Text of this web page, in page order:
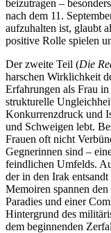
beizutragen –
nach dem 11.
aufzuhalten ist, glaubt
positive Rolle spielen
Der zweite Teil (Die
harschen Wirklichkeit
Erfahrungen als Frau
strukturelle
Konkurrenzdruck und
und Schweigen lebt.
Frauen oft nicht
Gegnerinnen sind –
feindlichen Umfelds.
der in den Irak
Memoiren spannen
Paradies und einer
Hintergrund des
dem beginnenden